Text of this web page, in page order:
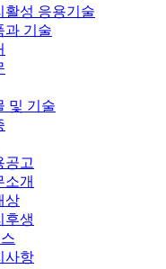
활성 응용기술
과 기술
및 기술
공고
소개
상
후생
사항